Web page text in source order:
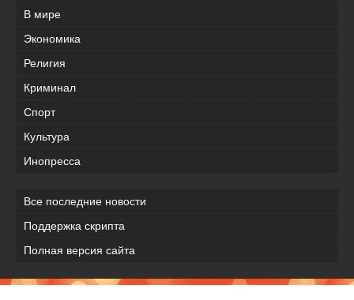
В мире
Экономика
Религия
Криминал
Спорт
Культура
Инопресса
Все последние новости
Поддержка скрипта
Полная версия сайта